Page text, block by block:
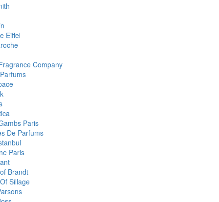
Eiffel
Company
Paris
De Parfums
Paris
Brandt
Sillage